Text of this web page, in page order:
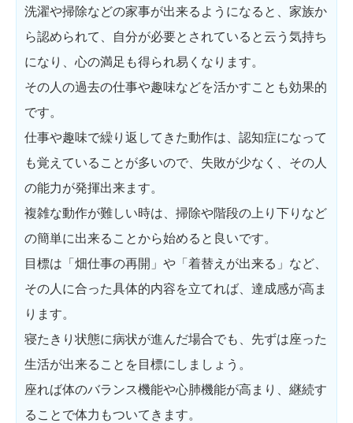
洗濯や掃除などの家事が出来るようになると、家族か
ら認められて、自分が必要とされていると云う気持ち
になり、心の満足も得られ易くなります。
その人の過去の仕事や趣味などを活かすことも効果的
です。
仕事や趣味で繰り返してきた動作は、認知症になって
も覚えていることが多いので、失敗が少なく、その人
の能力が発揮出来ます。
複雑な動作が難しい時は、掃除や階段の上り下りなど
の簡単に出来ることから始めると良いです。
目標は「畑仕事の再開」や「着替えが出来る」など、
その人に合った具体的内容を立てれば、達成感が高ま
ります。
寝たきり状態に病状が進んだ場合でも、先ずは座った
生活が出来ることを目標にしましょう。
座れば体のバランス機能や心肺機能が高まり、継続す
ることで体力もついてきます。